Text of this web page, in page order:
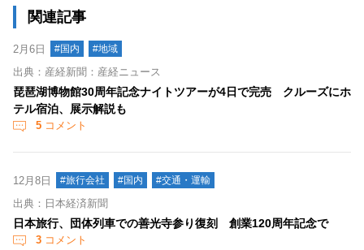
関連記事
2月6日 #国内 #地域
出典：産経新聞：産経ニュース
琵琶湖博物館30周年記念ナイトツアーが4日で完売 クルーズにホ
テル宿泊、展示解説も
5 コメント
12月8日 #旅行会社 #国内 #交通・運輸
出典：日本経済新聞
日本旅行、団体列車での善光寺参り復刻 創業120周年記念で
3 コメント